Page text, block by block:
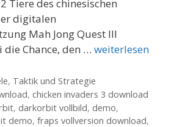
Tiere des chinesischen
digitalen
Mah Jong Quest III
Chance, den … weiterlesen
, Taktik und Strategie
, chicken invaders 3 download
, darkorbit vollbild, demo,
demo, fraps vollversion download,